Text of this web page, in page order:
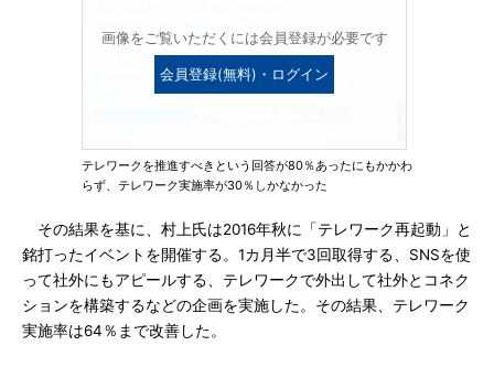
画像をご覧いただくには会員登録が必要です
会員登録(無料)・ログイン
テレワークを推進すべきという回答が80％あったにもかかわ
らず、テレワーク実施率が30％しかなかった
その結果を基に、村上氏は2016年秋に「テレワーク再起動」と
銘打ったイベントを開催する。1カ月半で3回取得する、SNSを使
って社外にもアピールする、テレワークで外出して社外とコネク
ションを構築するなどの企画を実施した。その結果、テレワーク
実施率は64％まで改善した。